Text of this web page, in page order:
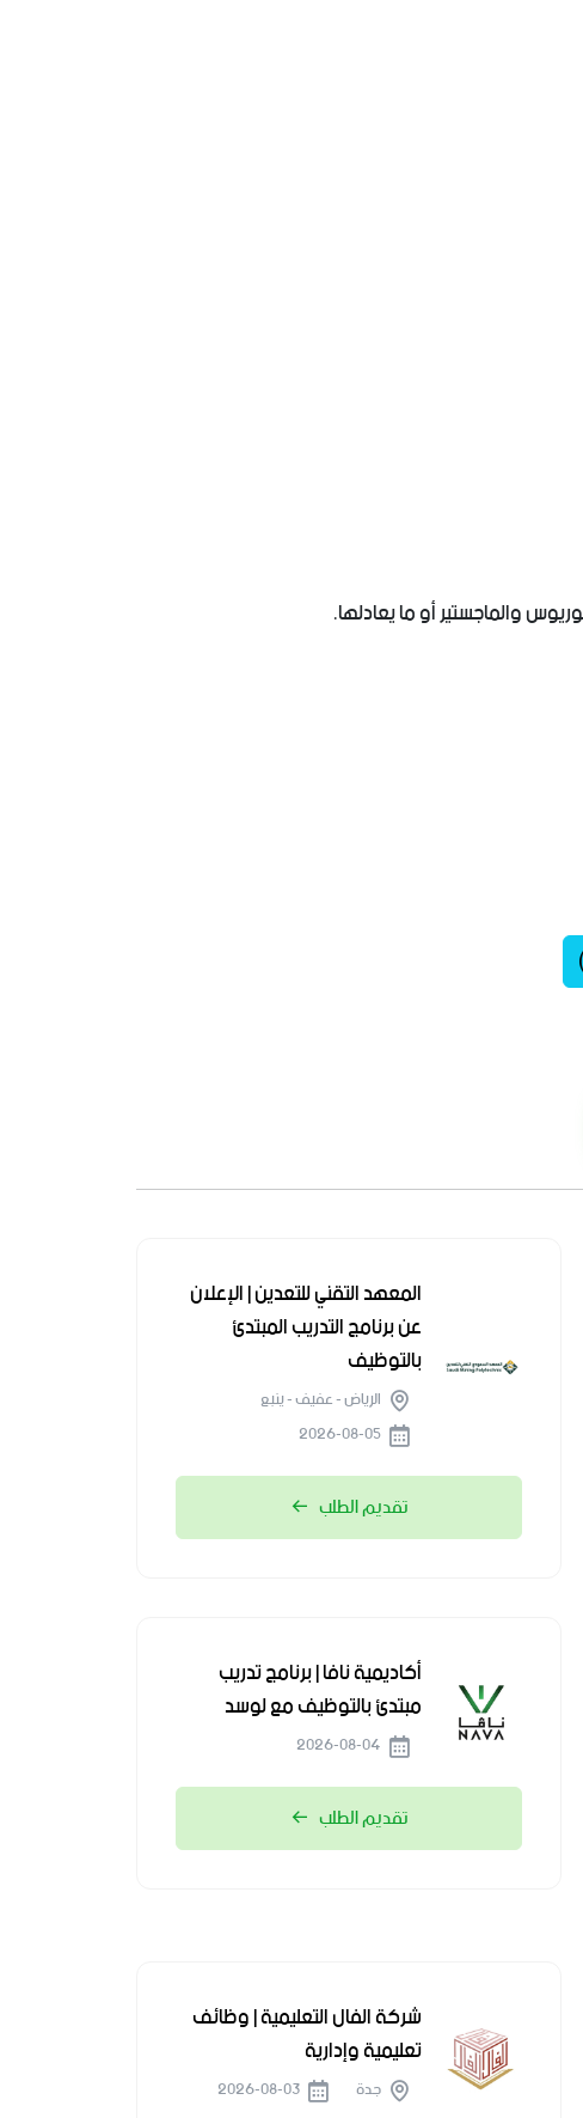
والماجستير أو ما يعادلها.
المعهد التقني للتعدين | الإعلان
عن برنامج التدريب المبتدئ
بالتوظيف
الرياض - عفيف - ينبع
تقديم الطلب
أكاديمية نافا | برنامج تدريب
مبتدئ بالتوظيف مع لوسد
تقديم الطلب
شركة الفال التعليمية | وظائف
تعليمية وإدارية
جدة